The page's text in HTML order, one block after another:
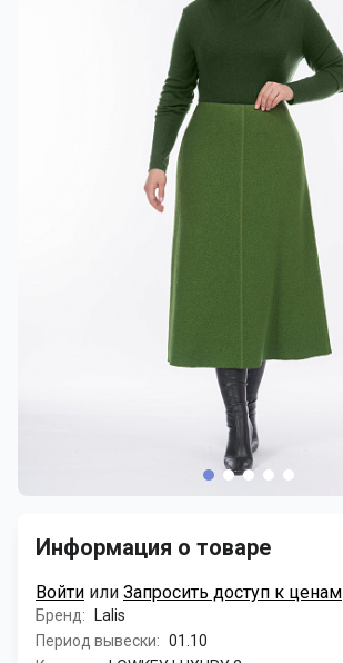
Информация о товаре
Войти или Запросить доступ к ценам
Бренд:
Lalis
Период вывески: 01.10